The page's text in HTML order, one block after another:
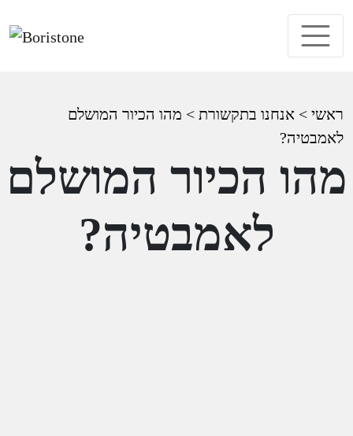
ראשי > אנחנו בתקשורת > מהו הכיור המושלם
לאמבטיה?
מהו הכיור המושלם
לאמבטיה?